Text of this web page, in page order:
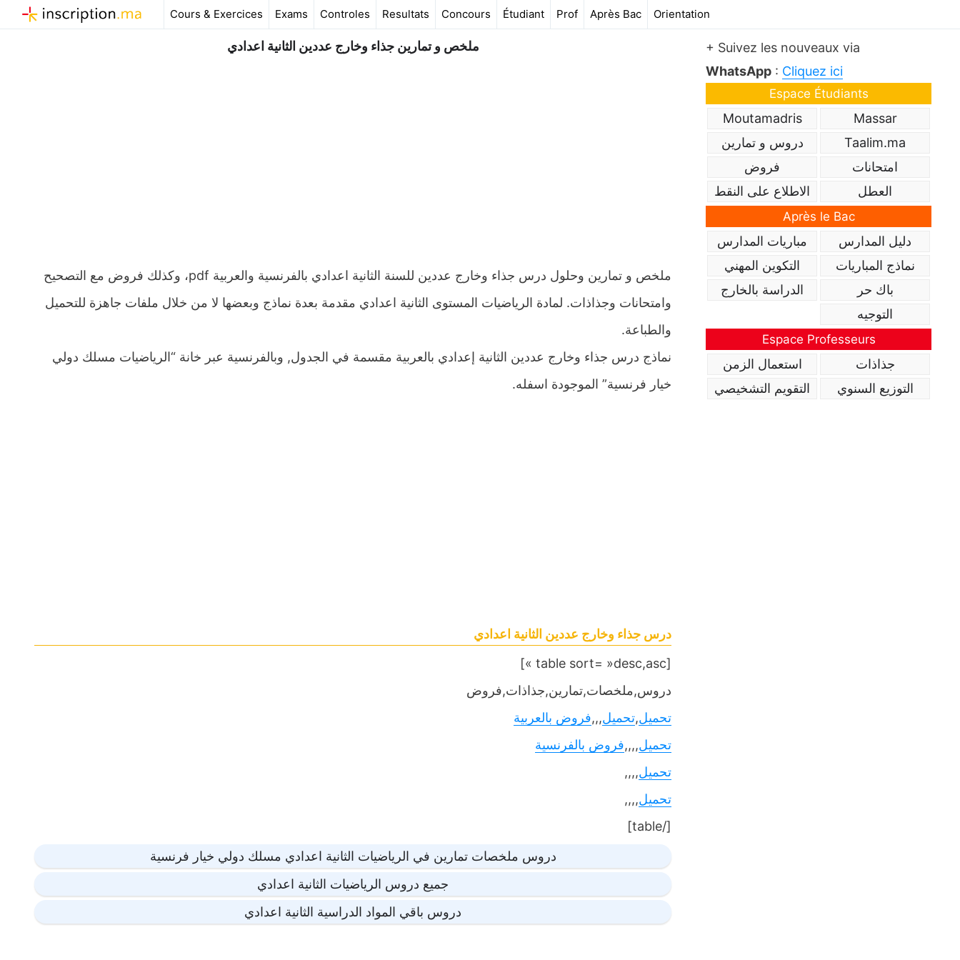
au
Cours & Exercices Exams Controles Resultats Concours Étudiant Prof Après Bac Orientation
ملخص و تمارين جذاء وخارج عددين الثانية اعدادي
ملخص و تمارين وحلول درس جذاء وخارج عددين للسنة الثانية اعدادي بالفرنسية والعربية pdf، وكذلك فروض مع التصحيح
وامتحانات وجذاذات. لمادة الرياضيات المستوى الثانية اعدادي مقدمة بعدة نماذج وبعضها لا من خلال ملفات جاهزة للتحميل
والطباعة.
نماذج درس جذاء وخارج عددين الثانية إعدادي بالعربية مقسمة في الجدول, وبالفرنسية عبر خانة “الرياضيات مسلك دولي
خيار فرنسية” الموجودة اسفله.
درس جذاء وخارج عددين الثانية اعدادي
[table sort= »desc,asc »]
دروس,ملخصات,تمارين,جذاذات,فروض
تحميل,تحميل,,,فروض بالعربية
تحميل,,,,فروض بالفرنسية
تحميل,,,,
تحميل,,,,
[/table]
دروس ملخصات تمارين في الرياضيات الثانية اعدادي مسلك دولي خيار فرنسية
جميع دروس الرياضيات الثانية اعدادي
دروس باقي المواد الدراسية الثانية اعدادي
+ Suivez les nouveaux via
WhatsApp : Cliquez ici
Espace Étudiants
Massar
Moutamadris
Taalim.ma
دروس و تمارين
امتحانات
فروض
العطل
الاطلاع على النقط
Après le Bac
دليل المدارس
مباريات المدارس
نماذج المباريات
التكوين المهني
باك حر
الدراسة بالخارج
التوجيه
Espace Professeurs
جذاذات
استعمال الزمن
التوزيع السنوي
التقويم التشخيصي